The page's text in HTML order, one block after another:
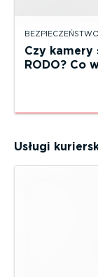
BEZPIECZEŃSTWO
Czy kamery
RODO? Co
Usługi